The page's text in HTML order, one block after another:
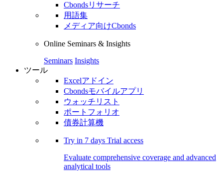
Cbondsリサーチ
用語集
メディア向けCbonds
Online Seminars & Insights
Seminars Insights
ツール
Excelアドイン
Cbondsモバイルアプリ
ウォッチリスト
ポートフォリオ
債券計算機
Try in 7 days Trial access
Evaluate comprehensive coverage and advanced
analytical tools